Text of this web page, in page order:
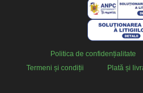
Politica de confidențialitate
Termeni și condiții
Plată și